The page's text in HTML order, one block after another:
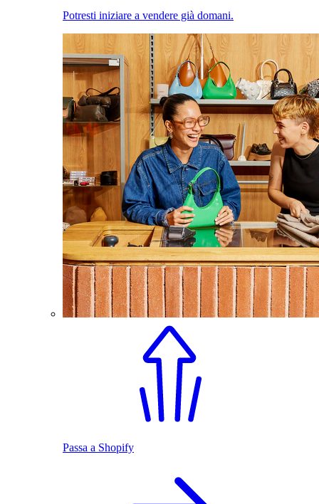
Potresti iniziare a vendere già domani.
Passa a Shopify